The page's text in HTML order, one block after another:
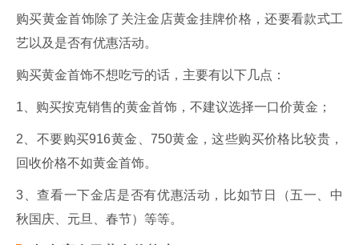
购买黄金首饰除了关注金店黄金挂牌价格，还要看款式工
艺以及是否有优惠活动。
购买黄金首饰不想吃亏的话，主要有以下几点：
1、购买按克销售的黄金首饰，不建议选择一口价黄金；
2、不要购买916黄金、750黄金，这些购买价格比较贵，
回收价格不如黄金首饰。
3、查看一下金店是否有优惠活动，比如节日（五一、中
秋国庆、元旦、春节）等等。